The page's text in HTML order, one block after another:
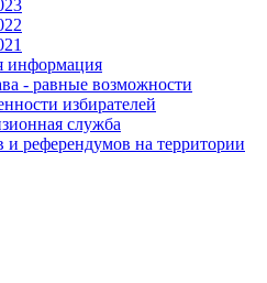
информация
- равные возможности
избирателей
служба
и референдумов на территории